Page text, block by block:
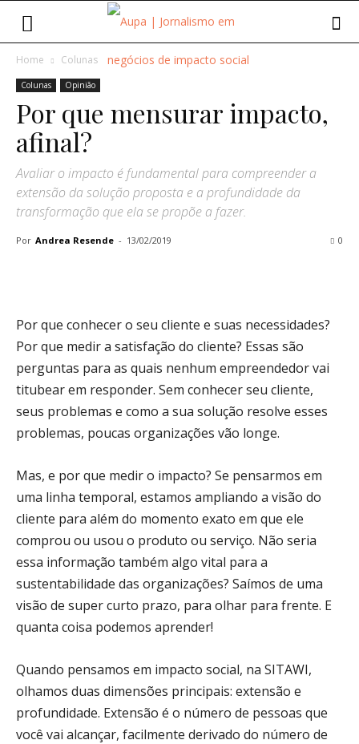
Home Colunas
Colunas Opinião
Por que mensurar impacto,
afinal?
Avaliar o impacto é fundamental para compreender a
extensão da solução proposta e a profundidade da
transformação que ela se propõe a fazer.
Por Andrea Resende - 13/02/2019 0
Por que conhecer o seu cliente e suas necessidades?
Por que medir a satisfação do cliente? Essas são
perguntas para as quais nenhum empreendedor vai
titubear em responder. Sem conhecer seu cliente,
seus problemas e como a sua solução resolve esses
problemas, poucas organizações vão longe.
Mas, e por que medir o impacto? Se pensarmos em
uma linha temporal, estamos ampliando a visão do
cliente para além do momento exato em que ele
comprou ou usou o produto ou serviço. Não seria
essa informação também algo vital para a
sustentabilidade das organizações? Saímos de uma
visão de super curto prazo, para olhar para frente. E
quanta coisa podemos aprender!
Quando pensamos em impacto social, na SITAWI,
olhamos duas dimensões principais: extensão e
profundidade. Extensão é o número de pessoas que
você vai alcançar, facilmente derivado do número de